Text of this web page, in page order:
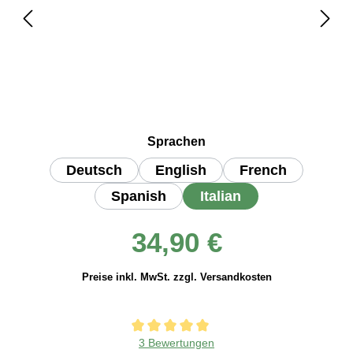
34,90 €
Preise inkl. MwSt. zzgl. Versandkosten
Durchschnittliche Bewertung von 5 von 5 Sternen
3 Bewertungen
Sprachen
Deutsch English
French
Spanish
Italian